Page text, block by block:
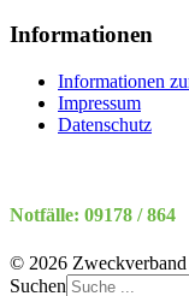
Informationen
Informationen
Impressum
Datenschutz
Notfälle: 09178 / 864
© 2026 Zweckverband
Suchen